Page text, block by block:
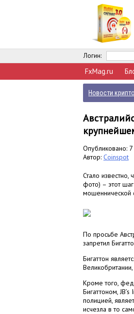
Логин:
FxMag.ru
Новости
Опубликовано: 7
Автор: Coinspot
Стало известно,
фото) – этот
мошеннической
По просьбе
запретил
Бигаттон
Кроме того,
Бигаттоном,
полицией,
исчезла в то